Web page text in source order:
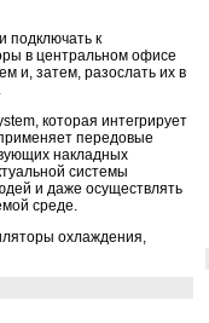
подключать к
в центральном офисе
и, затем, разослать их в
которая интегрирует
передовые
накладных
системы
и даже осуществлять
среде.
охлаждения,